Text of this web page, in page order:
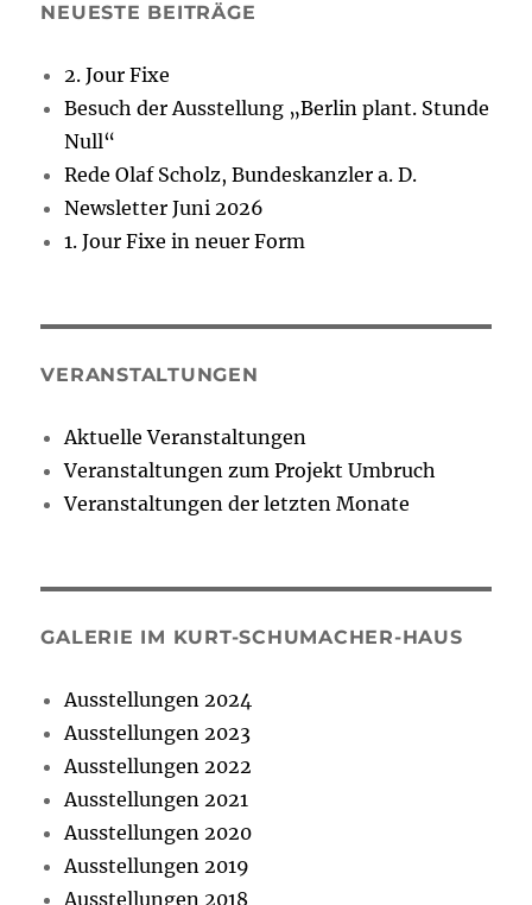
NEUESTE BEITRÄGE
2. Jour Fixe
Besuch der Ausstellung „Berlin plant. Stunde
Null“
Rede Olaf Scholz, Bundeskanzler a. D.
Newsletter Juni 2026
1. Jour Fixe in neuer Form
VERANSTALTUNGEN
Aktuelle Veranstaltungen
Veranstaltungen zum Projekt Umbruch
Veranstaltungen der letzten Monate
GALERIE IM KURT-SCHUMACHER-HAUS
Ausstellungen 2024
Ausstellungen 2023
Ausstellungen 2022
Ausstellungen 2021
Ausstellungen 2020
Ausstellungen 2019
Ausstellungen 2018